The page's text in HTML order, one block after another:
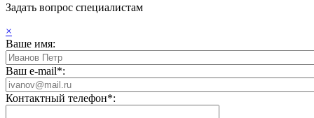
Задать вопрос специалистам
×
Ваше имя:
Ваш e-mail*:
Контактный телефон*: